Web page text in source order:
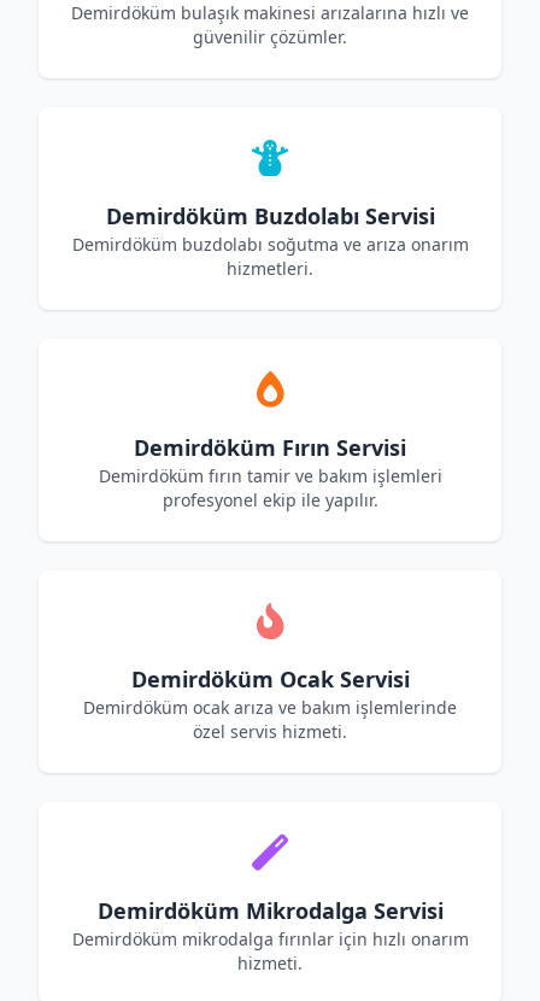
Demirdöküm bulaşık makinesi arızalarına hızlı ve
güvenilir çözümler.
Demirdöküm Buzdolabı Servisi
Demirdöküm buzdolabı soğutma ve arıza onarım
hizmetleri.
Demirdöküm Fırın Servisi
Demirdöküm fırın tamir ve bakım işlemleri
profesyonel ekip ile yapılır.
Demirdöküm Ocak Servisi
Demirdöküm ocak arıza ve bakım işlemlerinde
özel servis hizmeti.
Demirdöküm Mikrodalga Servisi
Demirdöküm mikrodalga fırınlar için hızlı onarım
hizmeti.